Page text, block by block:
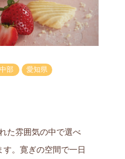
中部 愛知県
た雰囲気の中で選べ
。寛ぎの空間で一日